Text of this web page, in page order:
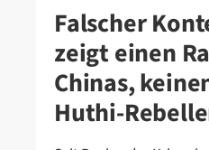
Falscher
zeigt einen
Chinas,
Huthi-